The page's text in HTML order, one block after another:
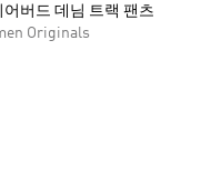
어버드 데님 트랙 팬츠
Originals